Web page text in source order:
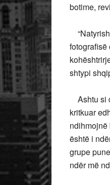
botime,
fotografisë
shtypi
Ashtu si
kritkuar
ndihmojnë
është i
grupe
ndër më